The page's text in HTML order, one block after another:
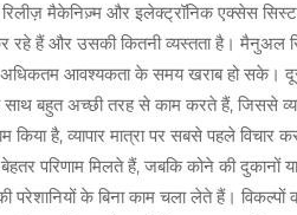
मैकेनिज़्म और इलेक्ट्रॉनिक एक्सेस
रहे हैं और उसकी कितनी व्यस्तता है। मैनुअल
अधिकतम आवश्यकता के समय खराब हो
बहुत अच्छी तरह से काम करते हैं, जिससे
किया है, व्यापार मात्रा पर सबसे पहले
परिणाम मिलते हैं, जबकि कोने की
परेशानियों के बिना काम चला लेते हैं।